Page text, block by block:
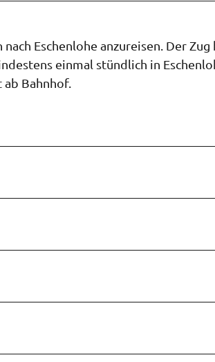
Eschenlohe anzureisen. Der Zug
einmal stündlich in
Bahnhof.